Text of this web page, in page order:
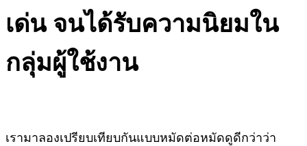
เด่น​ จนได้รับความนิยมใน
กลุ่มผู้ใช้งาน
เรามาลองเปรียบเทียบ​กันแบบหมัดต่อหมัดดูดีกว่าว่า​